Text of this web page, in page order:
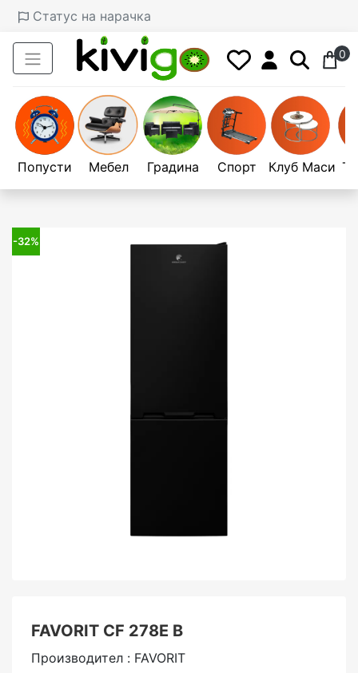
Статус на нарачка
0
Попусти Мебел Градина Спорт Клуб Маси
-32%
FAVORIT CF 278E B
Производител : FAVORIT